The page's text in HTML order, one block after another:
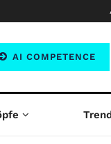
AI COMPETENCE